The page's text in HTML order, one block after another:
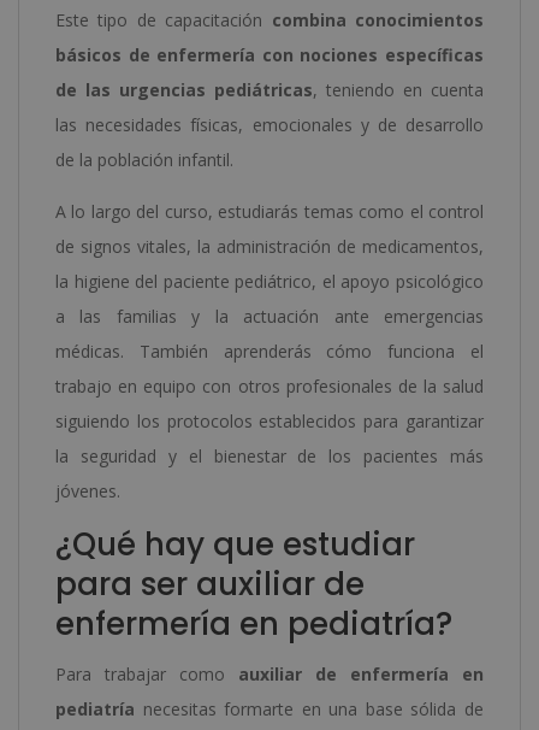
Este tipo de capacitación combina conocimientos
básicos de enfermería con nociones específicas
de las urgencias pediátricas, teniendo en cuenta
las necesidades físicas, emocionales y de desarrollo
de la población infantil.
A lo largo del curso, estudiarás temas como el control
de signos vitales, la administración de medicamentos,
la higiene del paciente pediátrico, el apoyo psicológico
a las familias y la actuación ante emergencias
médicas. También aprenderás cómo funciona el
trabajo en equipo con otros profesionales de la salud
siguiendo los protocolos establecidos para garantizar
la seguridad y el bienestar de los pacientes más
jóvenes.
¿Qué hay que estudiar
para ser auxiliar de
enfermería en pediatría?
Para trabajar como auxiliar de enfermería en
pediatría necesitas formarte en una base sólida de